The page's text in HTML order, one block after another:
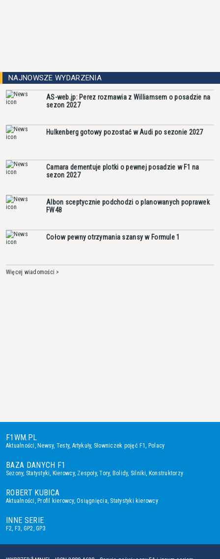
NAJNOWSZE WYDARZENIA
AS-web.jp: Perez rozmawia z Williamsem o posadzie na
sezon 2027
Hulkenberg gotowy pozostać w Audi po sezonie 2027
Camara dementuje plotki o pewnej posadzie w F1 na
sezon 2027
Albon sceptycznie podchodzi o planowanych poprawek
FW48
Cołow pewny otrzymania szansy w Formule 1
Więcej wiadomości >
F1WM.PL
Aktualności, Newsy, Testy, Artykuły, Słowniczek pojęć F1, Polacy
BAZA DANYCH F1
Sezony, Statystyki, Kierowcy, Zespoły,Tory, Bolidy, Silniki, Konstruktorzy
ROBERT KUBICA
Aktualności, Profil kierowcy,Osiągnięcia, Statystyki kierowcy
INNE SERIE
F2, F3, GP2,GP3